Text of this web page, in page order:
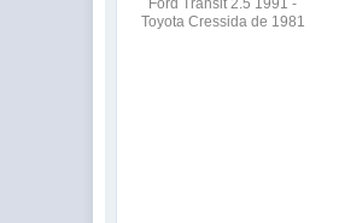
Ford Transit 2.5 1991 -
Toyota Cressida de 1981